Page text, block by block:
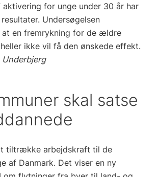
for unge under 30 år har
Undersøgelsen
at en fremrykning for de ældre
ikke vil få den ønskede effekt.
skal satse
tiltrække arbejdskraft til de
af Danmark. Det viser en ny